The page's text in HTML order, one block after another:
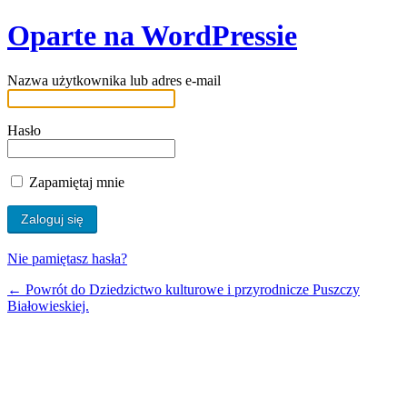
Oparte na WordPressie
Nazwa użytkownika lub adres e-mail
Hasło
Zapamiętaj mnie
Nie pamiętasz hasła?
← Powrót do Dziedzictwo kulturowe i przyrodnicze Puszczy
Białowieskiej.